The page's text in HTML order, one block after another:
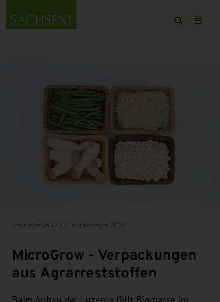
Suche
StartseiteSACHSEN! auf der agra 2026
MicroGrow - Verpackungen
aus Agrarreststoffen